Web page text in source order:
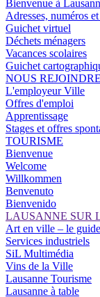
Bienvenue à
Adresses, numéros
Guichet virtuel
Déchets ménagers
Vacances scolaires
Guichet
NOUS REJOINDRE
L'employeur Ville
Offres d'emploi
Apprentissage
Stages et offres
TOURISME
Bienvenue
Welcome
Willkommen
Benvenuto
Bienvenido
LAUSANNE SUR
Art en ville – le
Services industriels
SiL Multimédia
Vins de la Ville
Lausanne Tourisme
Lausanne à table